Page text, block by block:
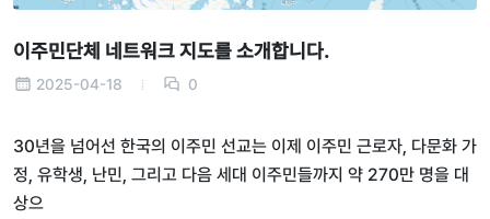
이주민단체 네트워크 지도를 소개합니다.
2025-04-18 0
30년을 넘어선 한국의 이주민 선교는 이제 이주민 근로자, 다문화 가
정, 유학생, 난민, 그리고 다음 세대 이주민들까지 약 270만 명을 대
상으